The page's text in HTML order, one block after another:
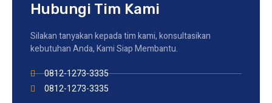
Hubungi Tim Kami
Silakan tanyakan kepada tim kami, konsultasikan
kebutuhan Anda, Kami Siap Membantu.
0812-1273-3335
0812-1273-3335